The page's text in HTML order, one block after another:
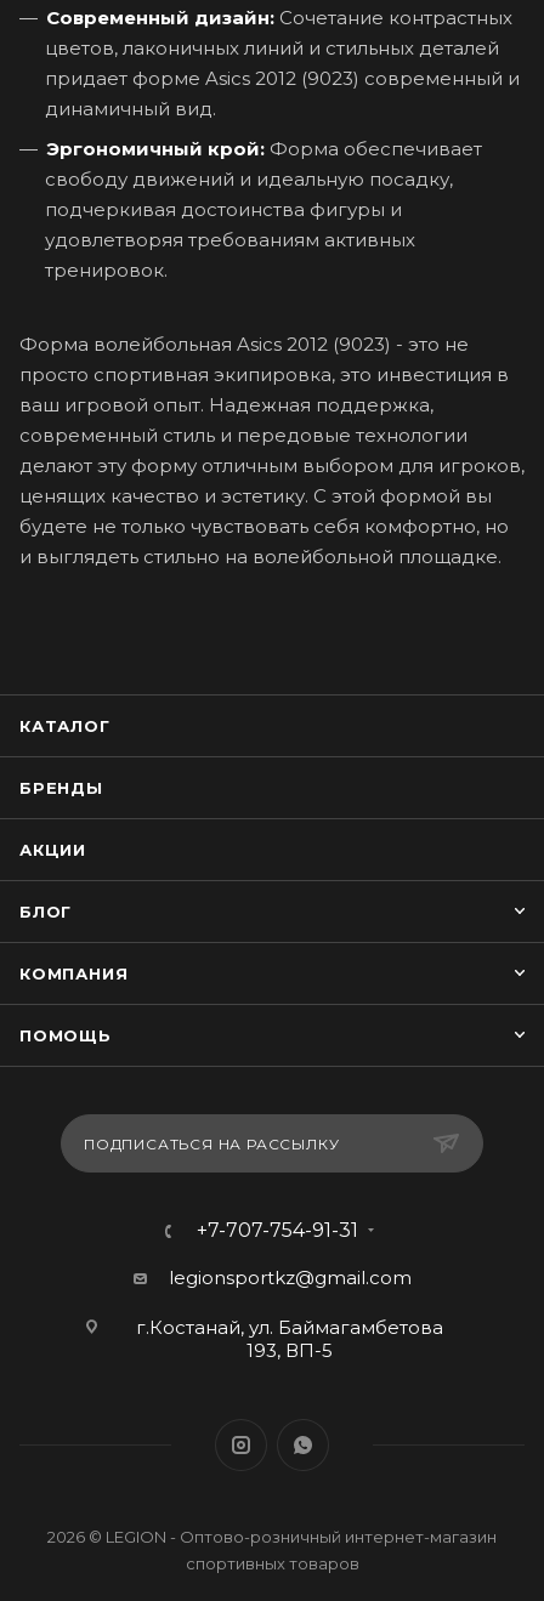
Современный дизайн: Сочетание контрастных
цветов, лаконичных линий и стильных деталей
придает форме Asics 2012 (9023) современный и
динамичный вид.
Эргономичный крой: Форма обеспечивает
свободу движений и идеальную посадку,
подчеркивая достоинства фигуры и
удовлетворяя требованиям активных
тренировок.
Форма волейбольная Asics 2012 (9023) - это не
просто спортивная экипировка, это инвестиция в
ваш игровой опыт. Надежная поддержка,
современный стиль и передовые технологии
делают эту форму отличным выбором для игроков,
ценящих качество и эстетику. С этой формой вы
будете не только чувствовать себя комфортно, но
и выглядеть стильно на волейбольной площадке.
КАТАЛОГ
БРЕНДЫ
АКЦИИ
БЛОГ
КОМПАНИЯ
ПОМОЩЬ
ПОДПИСАТЬСЯ НА РАССЫЛКУ
+7-707-754-91-31
legionsportkz@gmail.com
г.Костанай, ул. Баймагамбетова
193, ВП-5
2026 © LEGION - Оптово-розничный интернет-магазин
спортивных товаров